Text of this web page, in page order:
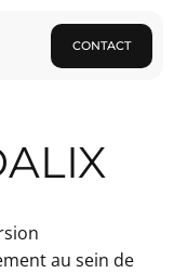
CONTACT
au sein de